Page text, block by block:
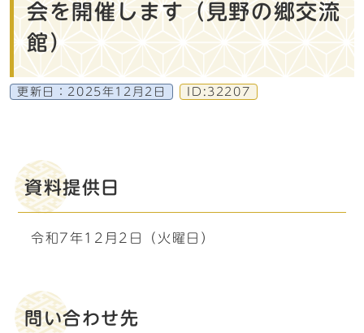
会を開催します（見野の郷交流
館）
更新日： 2025年12月2日 ID:32207
資料提供日
令和7年12月2日（火曜日）
問い合わせ先